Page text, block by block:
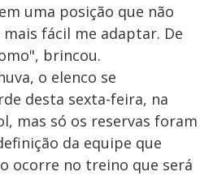
uma posição que não
fácil me adaptar. De
brincou.
o elenco se
desta sexta-feira, na
mas só os reservas foram
da equipe que
ocorre no treino que será